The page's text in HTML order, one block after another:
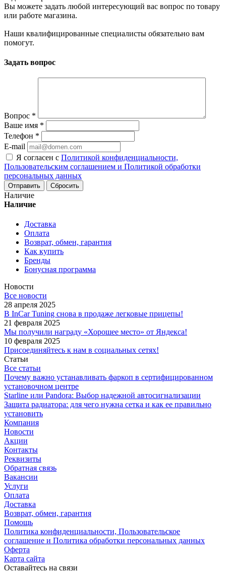
Вы можете задать любой интересующий вас вопрос по товару
или работе магазина.
Наши квалифицированные специалисты обязательно вам
помогут.
Задать вопрос
Вопрос *
Ваше имя *
Телефон *
E-mail
Я согласен с Политикой конфиденциальности,
Пользовательским соглашением и Политикой обработки
персональных данных
Сбросить
Наличие
Наличие
Доставка
Оплата
Возврат, обмен, гарантия
Как купить
Бренды
Бонусная программа
Новости
Все новости
28 апреля 2025
В InCar Tuning снова в продаже легковые прицепы!
21 февраля 2025
Мы получили награду «Хорошее место» от Яндекса!
10 февраля 2025
Присоединяйтесь к нам в социальных сетях!
Статьи
Все статьи
Почему важно устанавливать фаркоп в сертифицированном
установочном центре
Starline или Pandora: Выбор надежной автосигнализации
Защита радиатора: для чего нужна сетка и как ее правильно
установить
Компания
Новости
Акции
Контакты
Реквизиты
Обратная связь
Вакансии
Услуги
Оплата
Доставка
Возврат, обмен, гарантия
Помощь
Политика конфиденциальности, Пользовательское
соглашение и Политика обработки персональных данных
Оферта
Карта сайта
Оставайтесь на связи